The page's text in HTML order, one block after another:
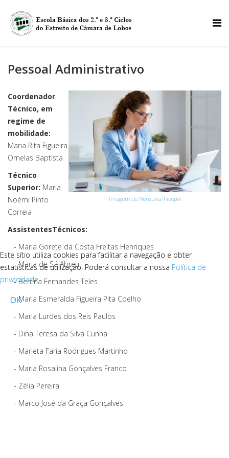
Pessoal Administrativo
Imagem de Nensuria/Freepik
Coordenador
Técnico, em
regime de
mobilidade:
Maria Rita Figueira
Ornelas Baptista
Técnico
Superior: Maria
Noémi Pinto
Correia
AssistentesTécnicos:
- Maria Gorete da Costa Freitas Henriques
- Maria de Sá Abreu
- Bertina Fernandes Teles
- Maria Esmeralda Figueira Pita Coelho
- Maria Lurdes dos Reis Paulos
- Dina Teresa da Silva Cunha
- Marieta Faria Rodrigues Martinho
- Maria Rosalina Gonçalves Franco
- Zélia Pereira
- Marco José da Graça Gonçalves
Este sítio utiliza cookies para facilitar a navegação e obter
estatísticas de utilização. Poderá consultar a nossa Política de
privacidade.
OK
Este sítio utiliza cookies para facilitar a navegação e obter
estatísticas de utilização. Poderá consultar a nossa Política de
privacidade.
OK